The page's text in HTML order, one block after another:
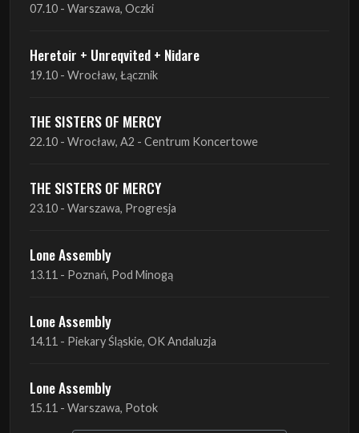
07.10 - Warszawa, Oczki
Heretoir + Unreqvited + Nidare
19.10 - Wrocław, Łącznik
THE SISTERS OF MERCY
22.10 - Wrocław, A2 - Centrum Koncertowe
THE SISTERS OF MERCY
23.10 - Warszawa, Progresja
Lone Assembly
13.11 - Poznań, Pod Minogą
Lone Assembly
14.11 - Piekary Śląskie, OK Andaluzja
Lone Assembly
15.11 - Warszawa, Potok